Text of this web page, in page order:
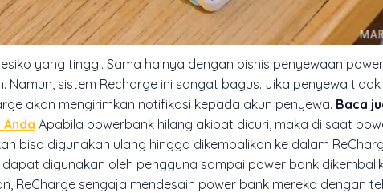
yang tinggi. Sama halnya dengan bisnis penyewaan
Namun, sistem Recharge ini sangat bagus. Jika penyewa
akan mengirimkan notifikasi kepada akun penyewa. Baca
Apabila powerbank hilang akibat dicuri, maka di saat
bisa digunakan ulang hingga dikembalikan ke dalam
digunakan oleh pengguna sampai power bank
ReCharge sengaja mendesain power bank mereka dengan